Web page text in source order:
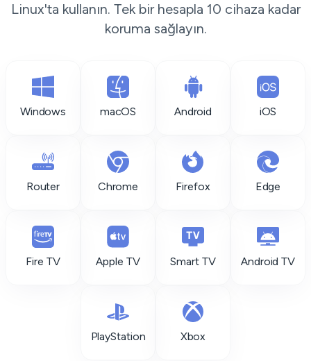
Linux'ta kullanın. Tek bir hesapla 10 cihaza kadar
koruma sağlayın.
Windows macOS Android iOS
Router Chrome Firefox Edge
Fire TV Apple TV Smart TV Android TV
PlayStation Xbox